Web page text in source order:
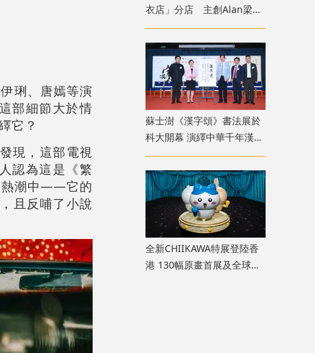
琍、唐嫣等演
部細節大於情
它？
現，這部電視
認為這是《繁
熱潮中——它的
且反哺了小說
衣店」分店 主創Alan梁
二：誕生於誤會的公仔趣談
港幽默
蘇士澍《漢字頌》書法展於
科大開幕 演繹中華千年漢字
文脈
全新CHIIKAWA特展登陸香
港 130幅原畫首展及全球首